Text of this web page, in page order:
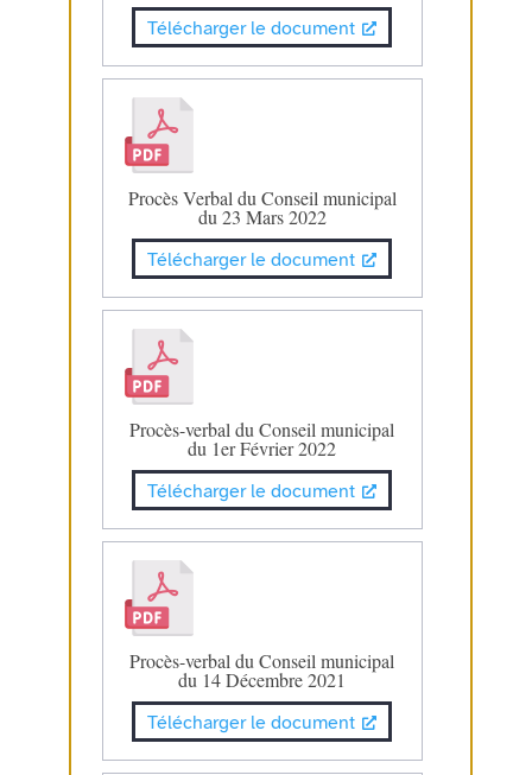
Télécharger le document
Procès Verbal du Conseil municipal
du 23 Mars 2022
Télécharger le document
Procès-verbal du Conseil municipal
du 1er Février 2022
Télécharger le document
Procès-verbal du Conseil municipal
du 14 Décembre 2021
Télécharger le document